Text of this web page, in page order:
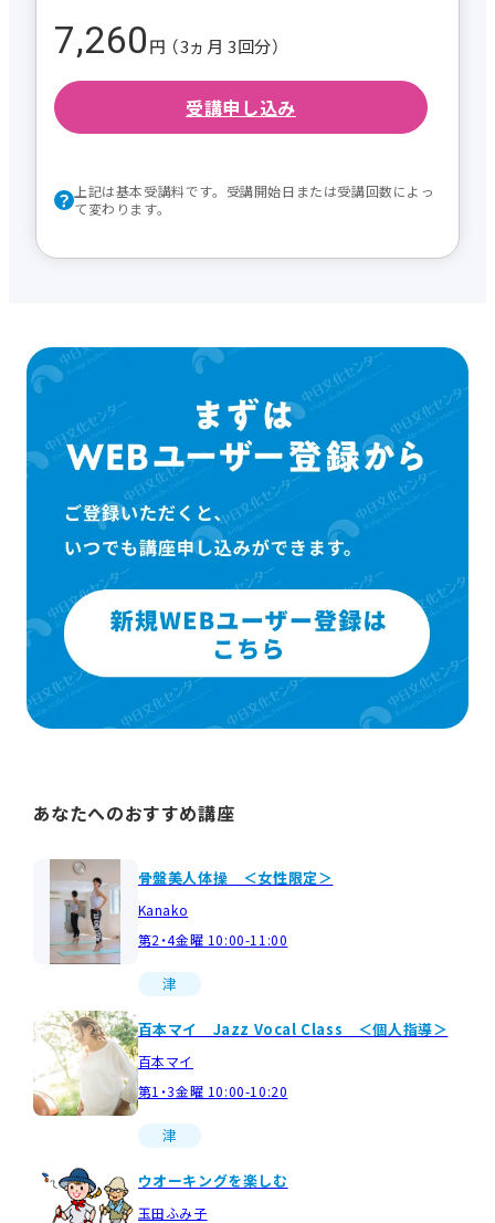
7,260円 （3ヵ月 3回分）
受講申し込み
上記は基本受講料です。受講開始日または受講回数によっ
て変わります。
あなたへのおすすめ講座
骨盤美人体操 ＜女性限定＞
Kanako
第2・4金曜 10:00-11:00
津
百本マイ Jazz Vocal Class ＜個人指導＞
百本マイ
第1・3金曜 10:00-10:20
津
ウオーキングを楽しむ
玉田ふみ子